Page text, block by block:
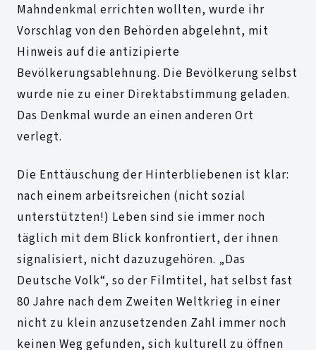
Mahndenkmal errichten wollten, wurde ihr
Vorschlag von den Behörden abgelehnt, mit
Hinweis auf die antizipierte
Bevölkerungsablehnung. Die Bevölkerung selbst
wurde nie zu einer Direktabstimmung geladen.
Das Denkmal wurde an einen anderen Ort
verlegt.
Die Enttäuschung der Hinterbliebenen ist klar:
nach einem arbeitsreichen (nicht sozial
unterstützten!) Leben sind sie immer noch
täglich mit dem Blick konfrontiert, der ihnen
signalisiert, nicht dazuzugehören. „Das
Deutsche Volk“, so der Filmtitel, hat selbst fast
80 Jahre nach dem Zweiten Weltkrieg in einer
nicht zu klein anzusetzenden Zahl immer noch
keinen Weg gefunden, sich kulturell zu öffnen